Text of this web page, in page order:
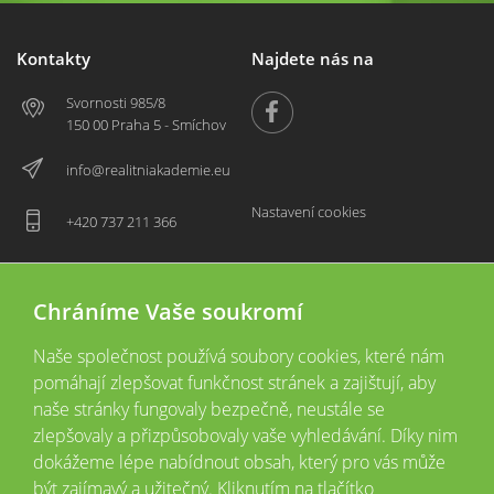
Kontakty
Svornosti 985/8
150 00 Praha 5 - Smíchov
info@realitniakademie.eu
+420 737 211 366
Najdete nás na
Nastavení cookies
2026 © CopyrightVšechna práva vyhrazena
Tyto webové stránky jsou provozovány společností Realitní akademie České
Chráníme Vaše soukromí
Naše společnost používá soubory cookies, které nám
pomáhají zlepšovat funkčnost stránek a zajištují, aby
naše stránky fungovaly bezpečně, neustále se
zlepšovaly a přizpůsobovaly vaše vyhledávání. Díky nim
dokážeme lépe nabídnout obsah, který pro vás může
být zajímavý a užitečný. Kliknutím na tlačítko